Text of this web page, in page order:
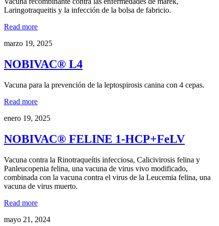
Laringotraqueitis y la infección de la bolsa de fabricio.
Read more
marzo 19, 2025
NOBIVAC® L4
Vacuna para la prevención de la leptospirosis canina con 4 cepas.
Read more
enero 19, 2025
NOBIVAC® FELINE 1-HCP+FeLV
Vacuna contra la Rinotraqueítis infecciosa, Calicivirosis felina y
Panleucopenia felina, una vacuna de virus vivo modificado,
combinada con la vacuna contra el virus de la Leucemia felina, una
vacuna de virus muerto.
Read more
mayo 21, 2024